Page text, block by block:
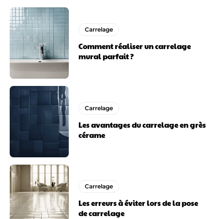
Carrelage
Comment réaliser un carrelage
mural parfait ?
Carrelage
Les avantages du carrelage en grès
cérame
Carrelage
Les erreurs à éviter lors de la pose
de carrelage